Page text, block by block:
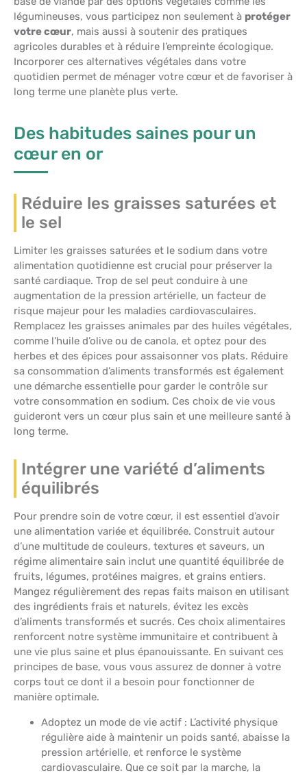
légumineuses, vous participez non seulement à protéger
votre cœur, mais aussi à soutenir des pratiques
agricoles durables et à réduire l’empreinte écologique.
Incorporer ces alternatives végétales dans votre
quotidien permet de ménager votre cœur et de favoriser à
long terme une planète plus verte.
Des habitudes saines pour un
cœur en or
Réduire les graisses saturées et
le sel
Limiter les graisses saturées et le sodium dans votre
alimentation quotidienne est crucial pour préserver la
santé cardiaque. Trop de sel peut conduire à une
augmentation de la pression artérielle, un facteur de
risque majeur pour les maladies cardiovasculaires.
Remplacez les graisses animales par des huiles végétales,
comme l’huile d’olive ou de canola, et optez pour des
herbes et des épices pour assaisonner vos plats. Réduire
sa consommation d’aliments transformés est également
une démarche essentielle pour garder le contrôle sur
votre consommation en sodium. Ces choix de vie vous
guideront vers un cœur plus sain et une meilleure santé à
long terme.
Intégrer une variété d’aliments
équilibrés
Pour prendre soin de votre cœur, il est essentiel d’avoir
une alimentation variée et équilibrée. Construit autour
d’une multitude de couleurs, textures et saveurs, un
régime alimentaire sain inclut une quantité équilibrée de
fruits, légumes, protéines maigres, et grains entiers.
Mangez régulièrement des repas faits maison en utilisant
des ingrédients frais et naturels, évitez les excès
d’aliments transformés et sucrés. Ces choix alimentaires
renforcent notre système immunitaire et contribuent à
une vie plus saine et plus épanouissante. En suivant ces
principes de base, vous vous assurez de donner à votre
corps tout ce dont il a besoin pour fonctionner de
manière optimale.
Adoptez un mode de vie actif : L’activité physique
régulière aide à maintenir un poids santé, abaisse la
pression artérielle, et renforce le système
cardiovasculaire. Que ce soit par la marche, la